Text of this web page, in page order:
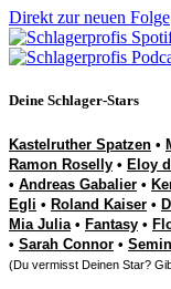
Direkt zur neuen Folge
Deine Schlager-Stars
Kastelruther Spatzen •
Ramon Roselly • Eloy
• Andreas Gabalier •
Egli • Roland Kaiser •
Mia Julia• Fantasy •
• Sarah Connor •
(Du vermisst Deinen Star?